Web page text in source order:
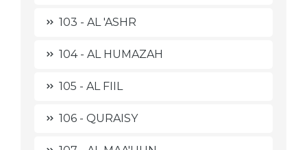
103 - AL 'ASHR
104 - AL HUMAZAH
105 - AL FIIL
106 - QURAISY